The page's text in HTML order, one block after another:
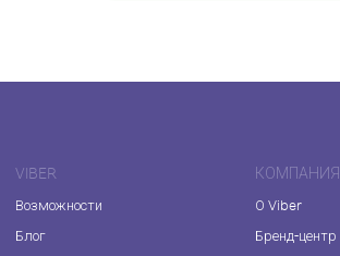
VIBER
Возможности
Блог
КОМПАНИЯ
О Viber
Бренд-центр